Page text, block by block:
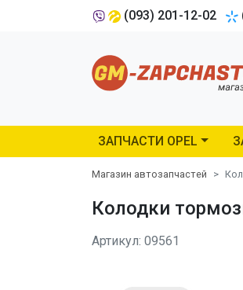
(093) 201-12-02
ЗАПЧАСТИ OPEL
Магазин автозапчастей
Колодки
Артикул: 09561